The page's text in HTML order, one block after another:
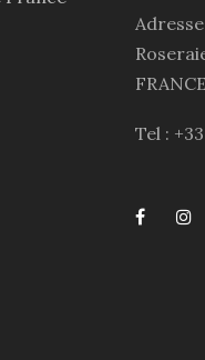
FRANCE
Tel :